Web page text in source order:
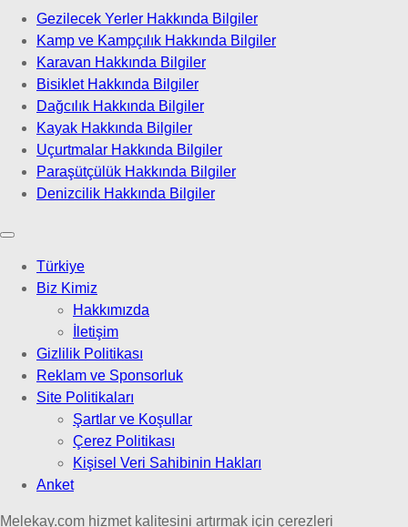
Gezilecek Yerler Hakkında Bilgiler
Kamp ve Kampçılık Hakkında Bilgiler
Karavan Hakkında Bilgiler
Bisiklet Hakkında Bilgiler
Dağcılık Hakkında Bilgiler
Kayak Hakkında Bilgiler
Uçurtmalar Hakkında Bilgiler
Paraşütçülük Hakkında Bilgiler
Denizcilik Hakkında Bilgiler
Türkiye
Biz Kimiz
Hakkımızda
İletişim
Gizlilik Politikası
Reklam ve Sponsorluk
Site Politikaları
Şartlar ve Koşullar
Çerez Politikası
Kişisel Veri Sahibinin Hakları
Anket
Melekay.com hizmet kalitesini artırmak için çerezleri